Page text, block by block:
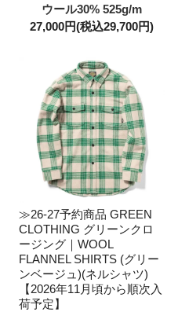
ウール30% 525g/m
27,000円(税込29,700円)
≫26-27予約商品 GREEN
CLOTHING グリーンクロ
ージング｜WOOL
FLANNEL SHIRTS (グリー
ンベージュ)(ネルシャツ)
【2026年11月頃から順次入
荷予定】